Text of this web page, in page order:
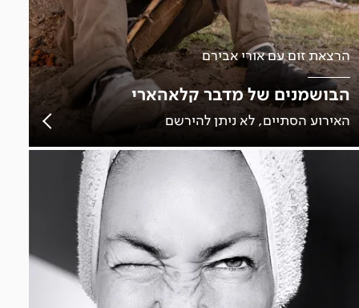
הרצאת זום עם אורי אבירם
הבושמנים של מדבר קלאהארי
האירוע הסתיים, לא ניתן להירשם